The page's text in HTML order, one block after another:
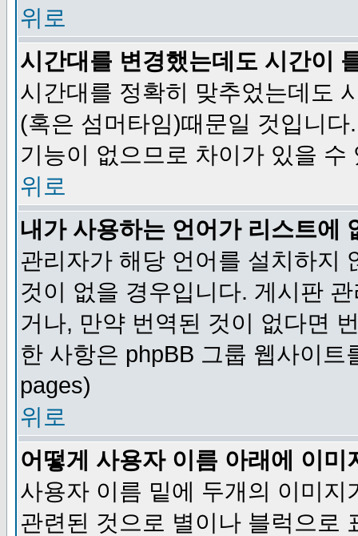
위로
시간대를 변경했는데도 시간이
시간대를 정확히 맞추었는데도
(혹은 섬머타임)때문일 것입니
기능이 없으므로 차이가 있을 수
위로
내가 사용하는 언어가 리스트에
관리자가 해당 언어를 설치하지
것이 없을 경우입니다. 게시판
거나, 만약 번역된 것이 없다면
한 사항은 phpBB 그룹 웹사이
pages)
위로
어떻게 사용자 이름 아래에 이미
사용자 이름 밑에 두개의 이미
관련된 것으로 별이나 블럭으로